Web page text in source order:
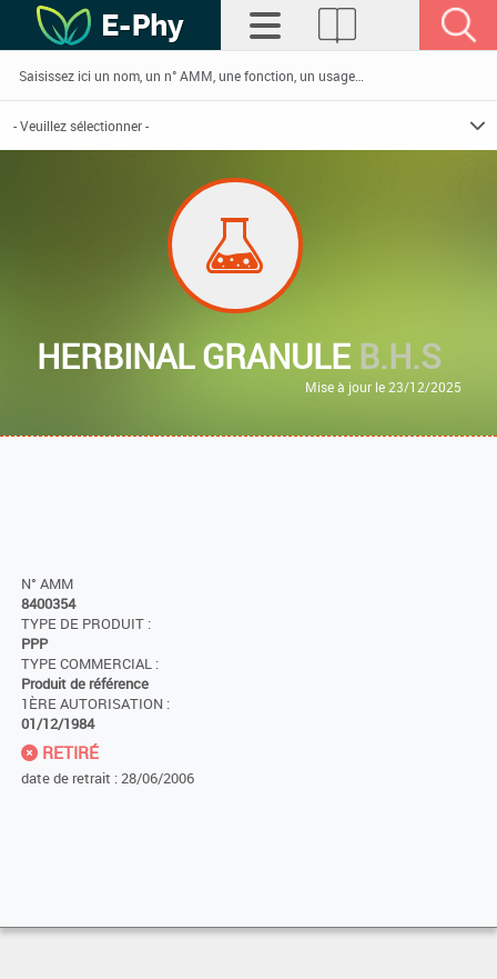
HERBINAL GRANULE B.H.S
Mise à jour le 23/12/2025
N° AMM
8400354
TYPE DE PRODUIT :
PPP
TYPE COMMERCIAL :
Produit de référence
1ÈRE AUTORISATION :
01/12/1984
RETIRÉ
date de retrait : 28/06/2006